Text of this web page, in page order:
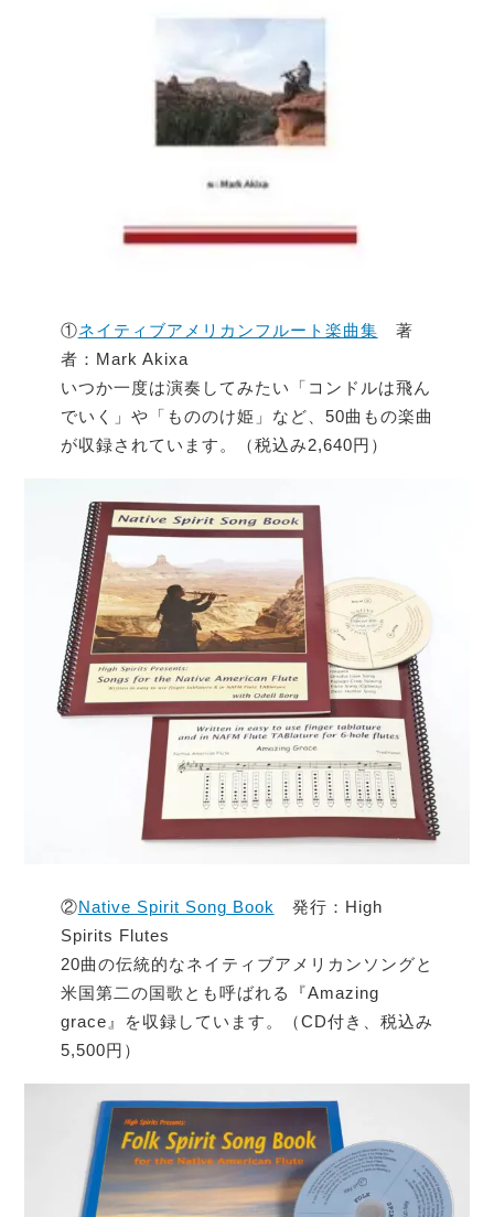
①ネイティブアメリカンフルート楽曲集 著
者：Mark Akixa
いつか一度は演奏してみたい「コンドルは飛ん
でいく」や「もののけ姫」など、50曲もの楽曲
が収録されています。（税込み2,640円）
②Native Spirit Song Book 発行：High
Spirits Flutes
20曲の伝統的なネイティブアメリカンソングと
米国第二の国歌とも呼ばれる『Amazing
grace』を収録しています。（CD付き、税込み
5,500円）